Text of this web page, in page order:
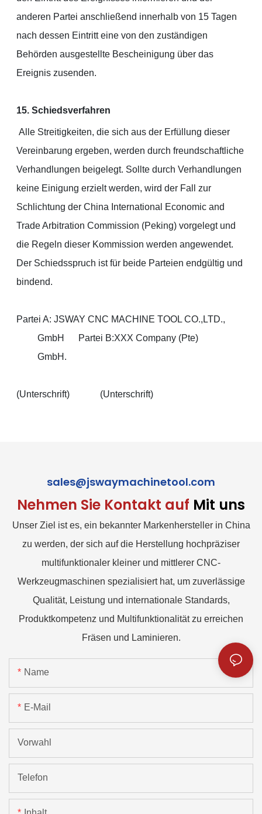
anderen Partei anschließend innerhalb von 15 Tagen
nach dessen Eintritt eine von den zuständigen
Behörden ausgestellte Bescheinigung über das
Ereignis zusenden.
15. Schiedsverfahren
Alle Streitigkeiten, die sich aus der Erfüllung dieser
Vereinbarung ergeben, werden durch freundschaftliche
Verhandlungen beigelegt. Sollte durch Verhandlungen
keine Einigung erzielt werden, wird der Fall zur
Schlichtung der China International Economic and
Trade Arbitration Commission (Peking) vorgelegt und
die Regeln dieser Kommission werden angewendet.
Der Schiedsspruch ist für beide Parteien endgültig und
bindend.
Partei A: JSWAY CNC MACHINE TOOL CO.,LTD.,
GmbH Partei B:XXX Company (Pte)
GmbH.
(Unterschrift) (Unterschrift)
sales@jswaymachinetool.com
Nehmen Sie Kontakt auf Mit uns
Unser Ziel ist es, ein bekannter Markenhersteller in China
zu werden, der sich auf die Herstellung hochpräziser
multifunktionaler kleiner und mittlerer CNC-
Werkzeugmaschinen spezialisiert hat, um zuverlässige
Qualität, Leistung und internationale Standards,
Produktkompetenz und Multifunktionalität zu erreichen
Fräsen und Laminieren.
Name
E-Mail
Vorwahl
Telefon